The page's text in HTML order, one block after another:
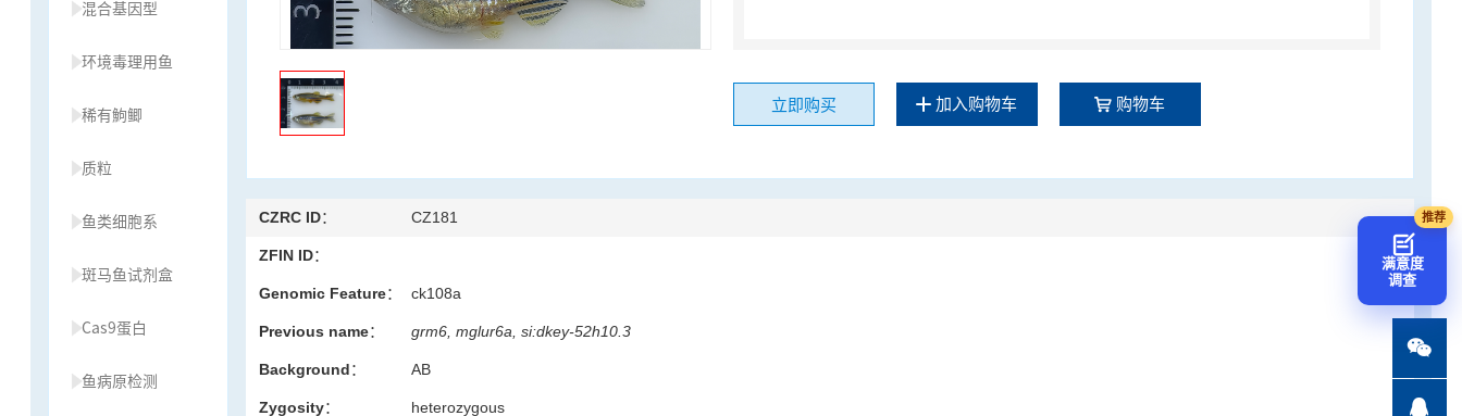
混合基因型
环境毒理用鱼
稀有鮈鲫
质粒
鱼类细胞系
斑马鱼试剂盒
Cas9蛋白
鱼病原检测
立即购买 加入购物车 购物车
CZRC ID： CZ181
ZFIN ID：
Genomic Feature： ck108a
Previous name： grm6, mglur6a, si:dkey-52h10.3
Background： AB
Zygosity： heterozygous
满意度
调查

